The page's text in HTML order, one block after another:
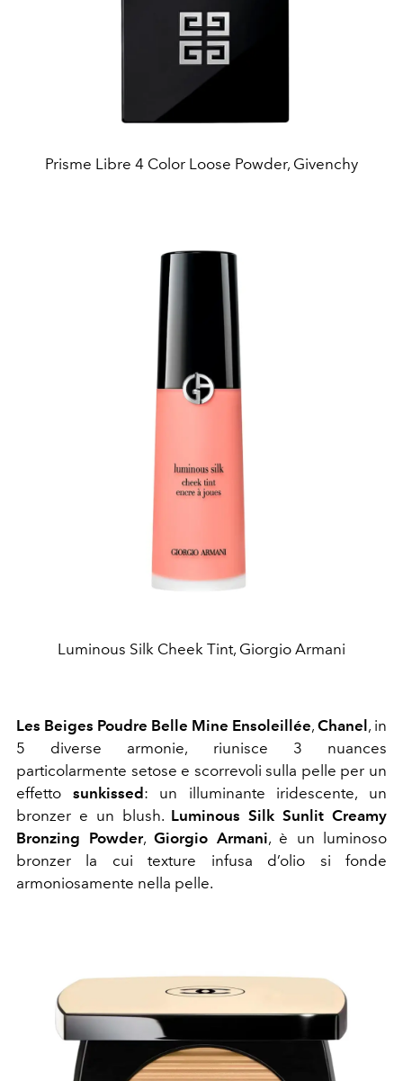
Prisme Libre 4 Color Loose Powder, Givenchy
Luminous Silk Cheek Tint, Giorgio Armani
Les Beiges Poudre Belle Mine Ensoleillée, Chanel, in
5 diverse armonie, riunisce 3 nuances
particolarmente setose e scorrevoli sulla pelle per un
effetto sunkissed: un illuminante iridescente, un
bronzer e un blush. Luminous Silk Sunlit Creamy
Bronzing Powder, Giorgio Armani, è un luminoso
bronzer la cui texture infusa d’olio si fonde
armoniosamente nella pelle.